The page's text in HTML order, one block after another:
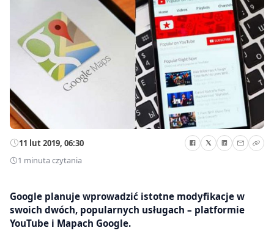
11 lut 2019, 06:30
1 minuta czytania
Google planuje wprowadzić istotne modyfikacje w
swoich dwóch, popularnych usługach – platformie
YouTube i Mapach Google.